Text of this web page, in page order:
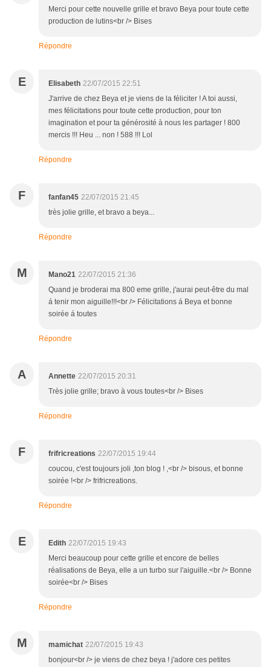
Merci pour cette nouvelle grille et bravo Beya pour toute cette
production de lutins<br /> Bises
Répondre
E Elisabeth 22/07/2015 22:51
J'arrive de chez Beya et je viens de la féliciter ! A toi aussi,
mes félicitations pour toute cette production, pour ton
imagination et pour ta générosité à nous les partager ! 800
mercis !!! Heu ... non ! 588 !!! Lol
Répondre
F fanfan45 22/07/2015 21:45
très jolie grille, et bravo a beya...
Répondre
M Mano21 22/07/2015 21:36
Quand je broderai ma 800 eme grille, j'aurai peut-être du mal
á tenir mon aiguille!!!<br /> Félicitations á Beya et bonne
soirée á toutes
Répondre
A Annette 22/07/2015 20:31
Très jolie grille; bravo à vous toutes<br /> Bises
Répondre
F frifricreations 22/07/2015 19:44
coucou, c'est toujours joli ,ton blog ! ,<br /> bisous, et bonne
soirée !<br /> frifricreations.
Répondre
E Edith 22/07/2015 19:43
Merci beaucoup pour cette grille et encore de belles
réalisations de Beya, elle a un turbo sur l'aiguille.<br /> Bonne
soirée<br /> Bises
Répondre
M mamichat 22/07/2015 19:43
bonjour<br /> je viens de chez beya ! j'adore ces petites